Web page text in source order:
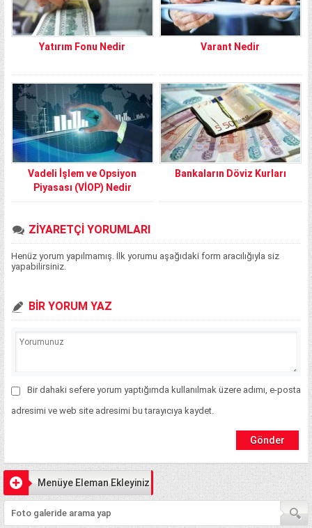
Yatırım Fonu Nedir Varant Nedir
Vadeli İşlem ve Opsiyon
Piyasası (VİOP) Nedir
Bankaların Döviz Kurları
ZİYARETÇİ YORUMLARI
Henüz yorum yapılmamış. İlk yorumu aşağıdaki form aracılığıyla siz
yapabilirsiniz.
BİR YORUM YAZ
Bir dahaki sefere yorum yaptığımda kullanılmak üzere adımı, e-posta
adresimi ve web site adresimi bu tarayıcıya kaydet.
Menüye Eleman Ekleyiniz